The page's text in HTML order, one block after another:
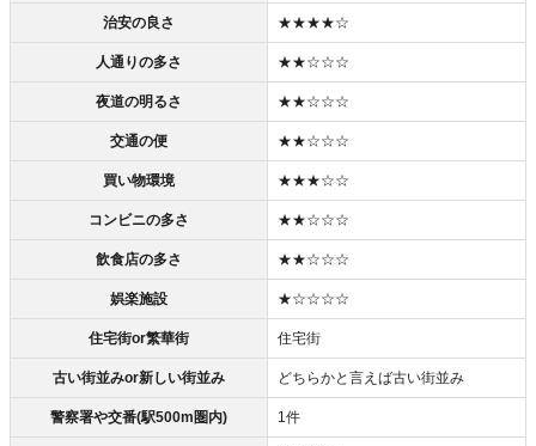
治安の良さ ★★★★☆
人通りの多さ ★★☆☆☆
夜道の明るさ ★★☆☆☆
交通の便 ★★☆☆☆
買い物環境 ★★★☆☆
コンビニの多さ ★★☆☆☆
飲食店の多さ ★★☆☆☆
娯楽施設 ★☆☆☆☆
住宅街or繁華街 住宅街
古い街並みor新しい街並み どちらかと言えば古い街並み
警察署や交番(駅500m圏内) 1件